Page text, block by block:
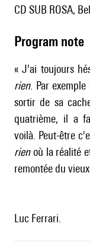
CD SUB ROSA,
Program note
« J'ai toujours
rien. Par
sortir de sa
quatrième, il a
voilà. Peut-être
rienoù la réalité
remontée du
Luc Ferrari.